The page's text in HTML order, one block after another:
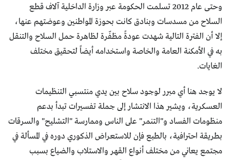
وحتى عام 2012 تسلمت الحكومة عبر وزارة الداخلية آلاف قطع
السلاح من مسدسات وبنادق كانت بحوزة المواطنين وعوضتهم عنها،
إلا أن الفترة التالية شهدت عودةً مظفّرة لظاهرة حمل السلاح والتنقل
به في الأمكنة العامة والخاصة واستخدامه أيضاً لتحقيق مختلف
الغايات.
لا يوجد هنا أي مبرر لوجود سلاح بين يدي منتسبي التنظيمات
العسكرية، ويشير هذا الانتشار إلى جملة تفسيرات تبدأ بدعم
منظومات الفساد و"التنمر" على الناس وممارسة "التشليح" والسرقات
بطريقة احترافية، بالطبع فإن للاستعراض الذكوري دوره في المسألة في
مجتمع يعاني من مختلف أنواع القهر والاستلاب والضياع بسبب